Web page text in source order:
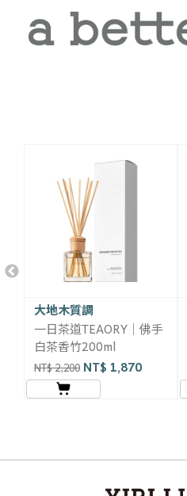
大地木質調
一日茶道TEAORY｜佛手
白茶香竹200ml
NT$ 2,200 NT$ 1,870